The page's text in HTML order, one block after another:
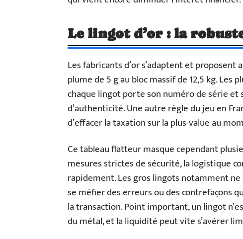
Le lingot d’or : la
Les fabricants d’or s’adaptent et
plume de 5 g au bloc massif de 12,5 kg. Les
chaque lingot porte son numéro de série
d’authenticité. Une autre règle du jeu en
d’effacer la taxation sur la plus-value au
Ce tableau flatteur masque cependant
mesures strictes de sécurité, la logistique
rapidement. Les gros lingots notamment
se méfier des erreurs ou des contrefaçons
la transaction. Point important, un lingot
du métal, et la liquidité peut vite s’avérer